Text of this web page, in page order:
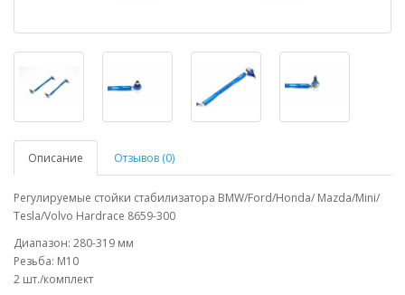
Описание Отзывов (0)
Регулируемые стойки стабилизатора BMW/Ford/Honda/ Mazda/Mini/
Tesla/Volvo Hardrace 8659-300
Диапазон: 280-319 мм
Резьба: M10
2 шт./комплект